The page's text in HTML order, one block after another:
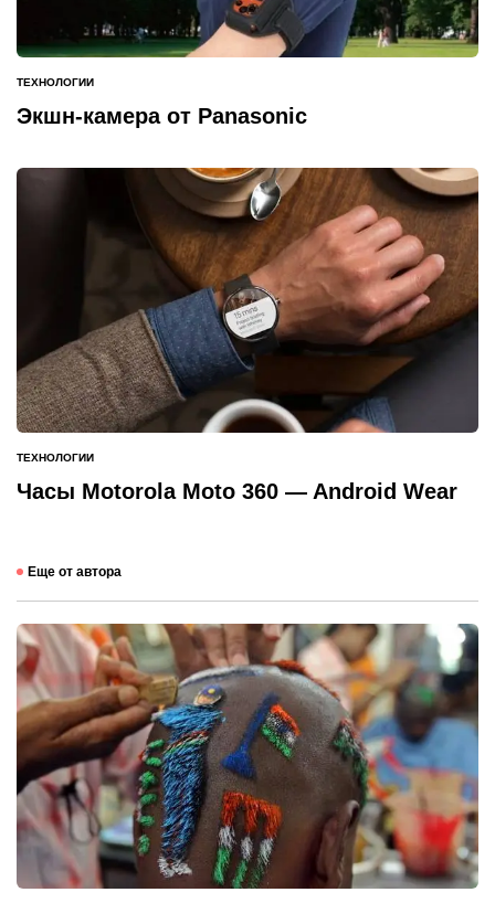
ОПУБЛИКОВАНО
В
ТЕХНОЛОГИИ
Экшн-камера от Panasonic
ОПУБЛИКОВАНО
В
ТЕХНОЛОГИИ
Часы Motorola Moto 360 — Android Wear
Еще от автора